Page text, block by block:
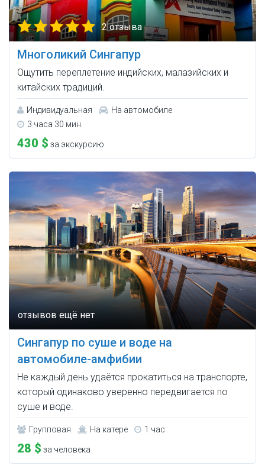
2 отзыва
Многоликий Сингапур
Ощутить переплетение индийских, малазийских и
китайских традиций.
Индивидуальная
На автомобиле
3 часа 30 мин.
430 $ за экскурсию
Сингапур по суше и воде на
автомобиле-амфибии
Не каждый день удаётся прокатиться на транспорте,
который одинаково уверенно передвигается по
суше и воде.
Групповая На катере 1 час
28 $ за человека